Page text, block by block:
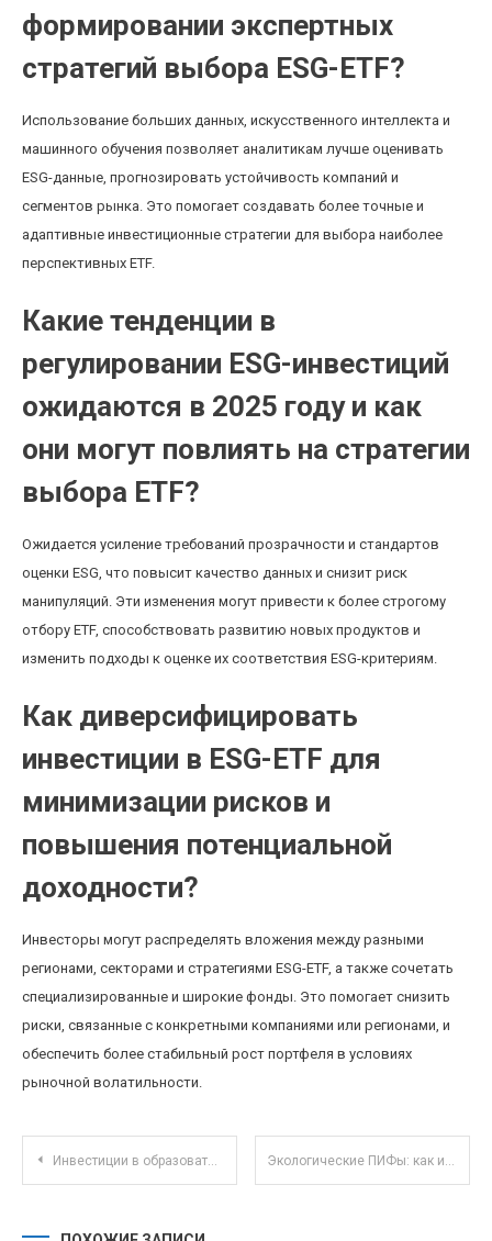
формировании экспертных
стратегий выбора ESG-ETF?
Использование больших данных, искусственного интеллекта и
машинного обучения позволяет аналитикам лучше оценивать
ESG-данные, прогнозировать устойчивость компаний и
сегментов рынка. Это помогает создавать более точные и
адаптивные инвестиционные стратегии для выбора наиболее
перспективных ETF.
Какие тенденции в
регулировании ESG-инвестиций
ожидаются в 2025 году и как
они могут повлиять на стратегии
выбора ETF?
Ожидается усиление требований прозрачности и стандартов
оценки ESG, что повысит качество данных и снизит риск
манипуляций. Эти изменения могут привести к более строгому
отбору ETF, способствовать развитию новых продуктов и
изменить подходы к оценке их соответствия ESG-критериям.
Как диверсифицировать
инвестиции в ESG-ETF для
минимизации рисков и
повышения потенциальной
доходности?
Инвесторы могут распределять вложения между разными
регионами, секторами и стратегиями ESG-ETF, а также сочетать
специализированные и широкие фонды. Это помогает снизить
риски, связанные с конкретными компаниями или регионами, и
обеспечить более стабильный рост портфеля в условиях
рыночной волатильности.
Навигация по записям
Инвестиции в образовательные программы: как поддержка навыков влияет на долгосрочную прибыль Экологические ПИФы: как инвестировать в устойчивое будущее через паевые фонды